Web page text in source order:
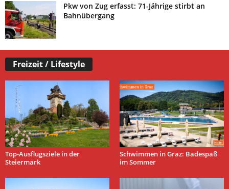
Pkw von Zug erfasst: 71-Jährige stirbt an
Bahnübergang
Freizeit / Lifestyle
Top-Ausflugsziele in der
Steiermark
Schwimmen in Graz: Badespaß
im Sommer